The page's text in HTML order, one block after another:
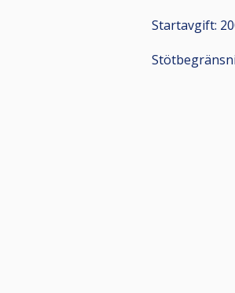
Startavgift: